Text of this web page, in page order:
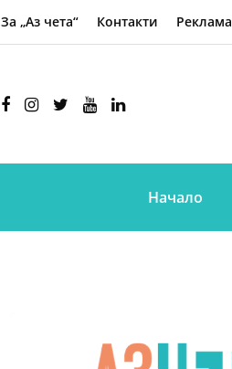
За „Аз чета“ Контакти Реклама
Начало